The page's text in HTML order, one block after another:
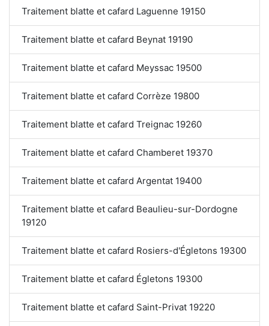
Traitement blatte et cafard Laguenne 19150
Traitement blatte et cafard Beynat 19190
Traitement blatte et cafard Meyssac 19500
Traitement blatte et cafard Corrèze 19800
Traitement blatte et cafard Treignac 19260
Traitement blatte et cafard Chamberet 19370
Traitement blatte et cafard Argentat 19400
Traitement blatte et cafard Beaulieu-sur-Dordogne
19120
Traitement blatte et cafard Rosiers-d'Égletons 19300
Traitement blatte et cafard Égletons 19300
Traitement blatte et cafard Saint-Privat 19220